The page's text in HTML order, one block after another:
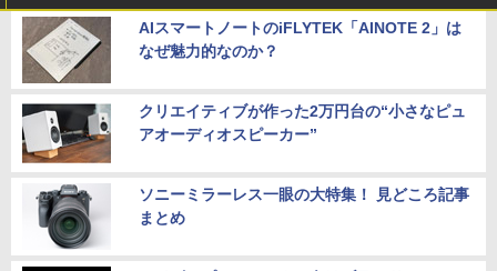
AIスマートノートのiFLYTEK「AINOTE 2」は
なぜ魅力的なのか？
クリエイティブが作った2万円台の“小さなピュ
アオーディオスピーカー”
ソニーミラーレス一眼の大特集！ 見どころ記事
まとめ